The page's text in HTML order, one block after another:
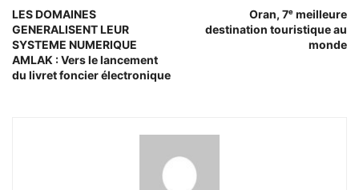
LES DOMAINES
GENERALISENT LEUR
SYSTEME NUMERIQUE
AMLAK : Vers le lancement
du livret foncier électronique
Oran, 7ᵉ meilleure
destination touristique au
monde